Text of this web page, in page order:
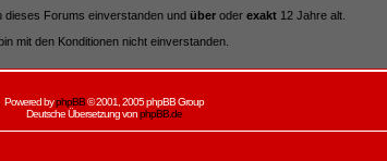
dieses Forums einverstanden und über oder exakt 12 Jahre alt.
mit den Konditionen nicht einverstanden.
Powered byphpBB© 2001, 2005 phpBB Group
Deutsche Übersetzung vonphpBB.de